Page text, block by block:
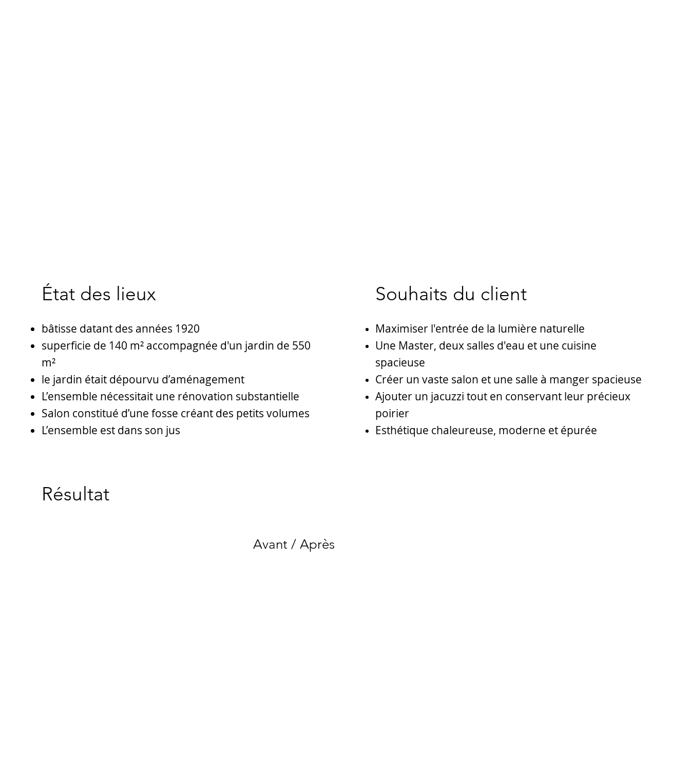
État des lieux
bâtisse datant des années 1920
superficie de 140 m² accompagnée d'un jardin de 550
m²
le jardin était dépourvu d’aménagement
L’ensemble nécessitait une rénovation substantielle
Salon constitué d’une fosse créant des petits volumes
L’ensemble est dans son jus
Souhaits du client
Maximiser l'entrée de la lumière naturelle
Une Master, deux salles d'eau et une cuisine
spacieuse
Créer un vaste salon et une salle à manger spacieuse
Ajouter un jacuzzi tout en conservant leur précieux
poirier
Esthétique chaleureuse, moderne et épurée
Résultat
Avant / Après